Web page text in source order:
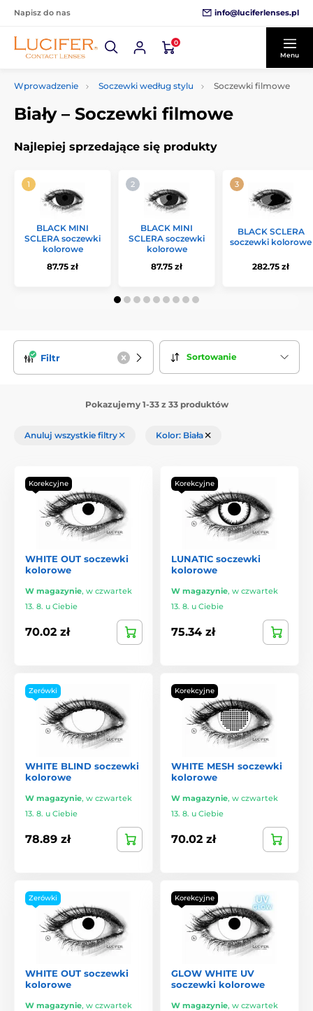
Napisz do nas info@luciferlenses.pl
0
Menu
Wprowadzenie Soczewki według stylu Soczewki filmowe
Biały – Soczewki filmowe
Najlepiej sprzedające się produkty
BLACK MINI
SCLERA soczewki
kolorowe
87.75 zł
BLACK MINI
SCLERA soczewki
kolorowe
87.75 zł
BLACK SCLERA
soczewki kolorowe
282.75 zł
Filtr Sortowanie
Pokazujemy 1-33 z 33 produktów
Anuluj wszystkie filtry Kolor: Biała
Korekcyjne
WHITE OUT soczewki
kolorowe
W magazynie, w czwartek
13. 8. u Ciebie
70.02 zł
Korekcyjne
LUNATIC soczewki
kolorowe
W magazynie, w czwartek
13. 8. u Ciebie
75.34 zł
Zerówki
WHITE BLIND soczewki
kolorowe
W magazynie, w czwartek
13. 8. u Ciebie
78.89 zł
Korekcyjne
WHITE MESH soczewki
kolorowe
W magazynie, w czwartek
13. 8. u Ciebie
70.02 zł
Zerówki
WHITE OUT soczewki
kolorowe
W magazynie, w czwartek
Korekcyjne
GLOW WHITE UV
soczewki kolorowe
W magazynie, w czwartek